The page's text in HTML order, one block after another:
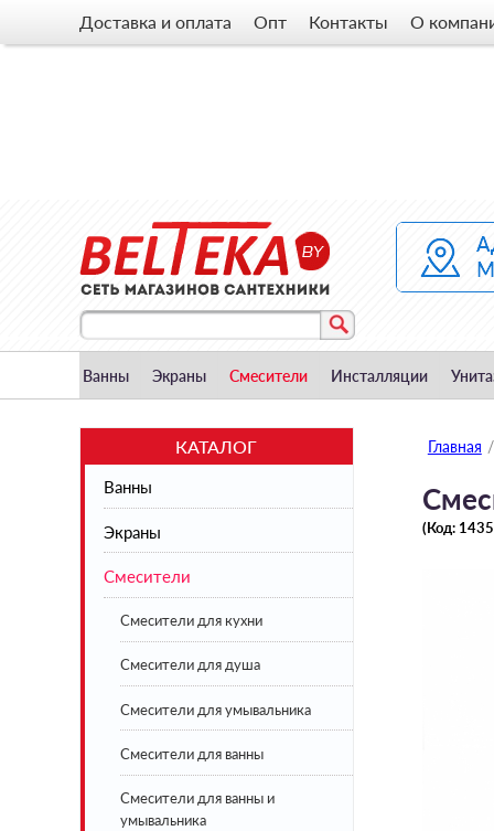
Доставка и оплата Опт Контакты О
Ванны Экраны Смесители Инсталляции
Главная /
(Код:
КАТАЛОГ
Ванны
Акриловые
Стальные
Чугунные
Искусственный камень
BLB
Lavinia Boho
Экраны
Экраны под ванну белые
Экраны под ванну цветные
Смесители
Смесители для кухни
Смесители для душа
Смесители для умывальника
Смесители для ванны
Смесители для ванны и
умывальника